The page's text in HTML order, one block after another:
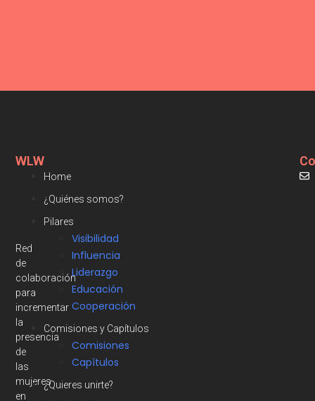
Red
de
colaboración
para
incrementar
la
presencia
de
las
mujeres
en
WLW
Home
¿Quiénes somos?
Pilares
Visibilidad
Influencia
Liderazgo
Educación
Cooperación
Comisiones y Capítulos
Comisiones
Capítulos
¿Quieres unirte?